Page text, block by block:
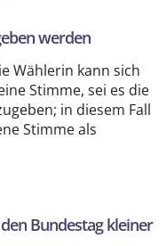
werden
Wählerin kann sich
Stimme, sei es die
in diesem Fall
Stimme als
Bundestag kleiner